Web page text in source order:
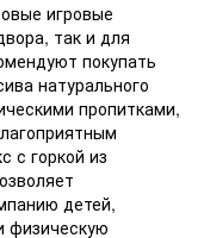
игровые
так и для
покупать
натурального
пропитками,
с горкой из
детей,
физическую